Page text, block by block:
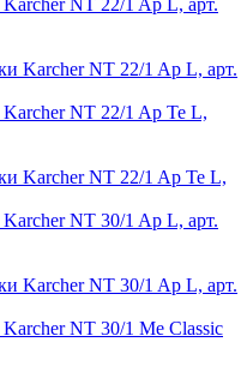
NT 22/1 Ap Te L,
NT 30/1 Ap L, арт.
NT 30/1 Me Classic